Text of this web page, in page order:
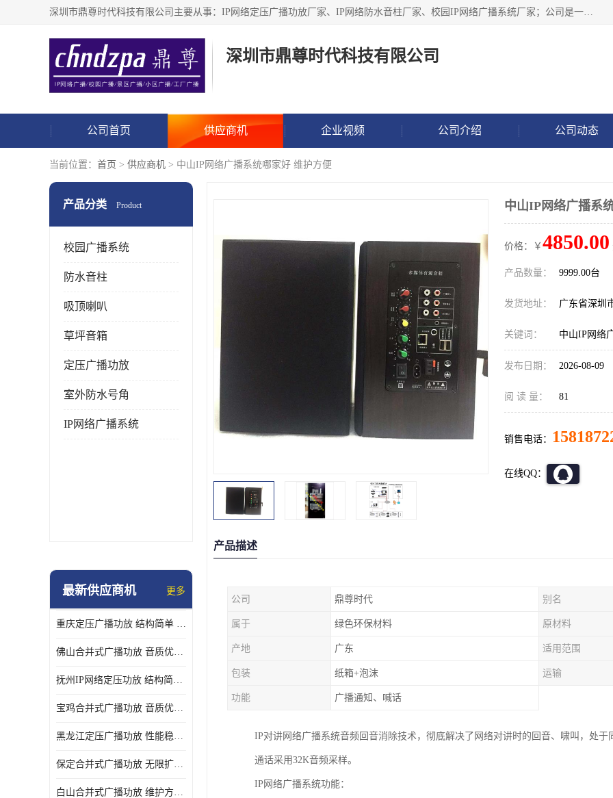
深圳市鼎尊时代科技有限公司主要从事：IP网络定压广播功放厂家、IP网络防水音柱厂家、校园IP网络广播系统厂家；公司是一家集研发、生产、销售公共广播器材于一体的现代电子科技企业。公司成立多年来，本着“自主研发技术、开拓稳定的产品”的宗旨，集多年的行业经验，引航广播行业的迅猛发展，使产品能够适应时代技术发展的需要。
深圳市鼎尊时代科技有限公司
公司首页 供应商机 企业视频 公司介绍 公司动态
当前位置： 首页 > 供应商机 > 中山IP网络广播系统哪家好 维护方便
产品分类 Product
校园广播系统
防水音柱
吸顶喇叭
草坪音箱
定压广播功放
室外防水号角
IP网络广播系统
最新供应商机 更多
重庆定压广播功放 结构简单 传输距离远
佛山合并式广播功放 音质优美清晰 输出电压大 电流小
抚州IP网络定压功放 结构简单 多应用于公共场合
宝鸡合并式广播功放 音质优美清晰 维护方便
黑龙江定压广播功放 性能稳定 无限扩容
保定合并式广播功放 无限扩容 设计结构简单
白山合并式广播功放 维护方便 多应用于公共场合
中山IP网络广播系
价格：￥ 4850.00
产品数量： 9999.00台
发货地址： 广东省深圳
关键词： 中山IP网络
发布日期： 2026-08-09
阅 读 量： 81
销售电话：
在线QQ：
产品描述
公司 鼎尊时代 别名
属于 绿色环保材料 原材料
产地 广东 适用范围
包装 纸箱+泡沫 运输
功能 广播通知、喊话
IP对讲网络广播系统音频回音消除技术，彻底解决了网络对讲时的回音、啸叫，处
通话采用32K音频采样。
IP网络广播系统功能：